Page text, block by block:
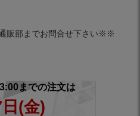
販部までお問合せ下さい※※